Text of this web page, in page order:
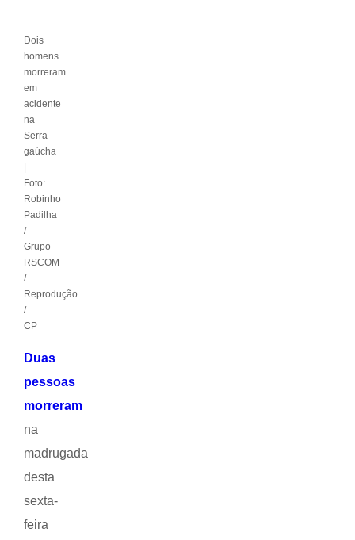
Dois
homens
morreram
em
acidente
na
Serra
gaúcha
|
Foto:
Robinho
Padilha
/
Grupo
RSCOM
/
Reprodução
/
CP
Duas
pessoas
morreram
na
madrugada
desta
sexta-
feira